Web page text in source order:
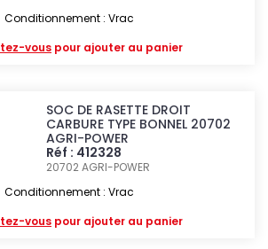
Conditionnement : Vrac
vous pour ajouter au panier
SOC DE RASETTE DROIT
CARBURE TYPE BONNEL 20702
AGRI-POWER
Réf : 412328
20702AGRI-POWER
Conditionnement : Vrac
vous pour ajouter au panier